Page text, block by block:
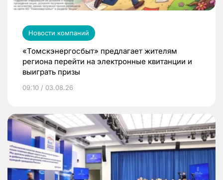
Новости компаний
«Томскэнергосбыт» предлагает жителям
региона перейти на электронные квитанции и
выиграть призы
09:10 / 03.08.26